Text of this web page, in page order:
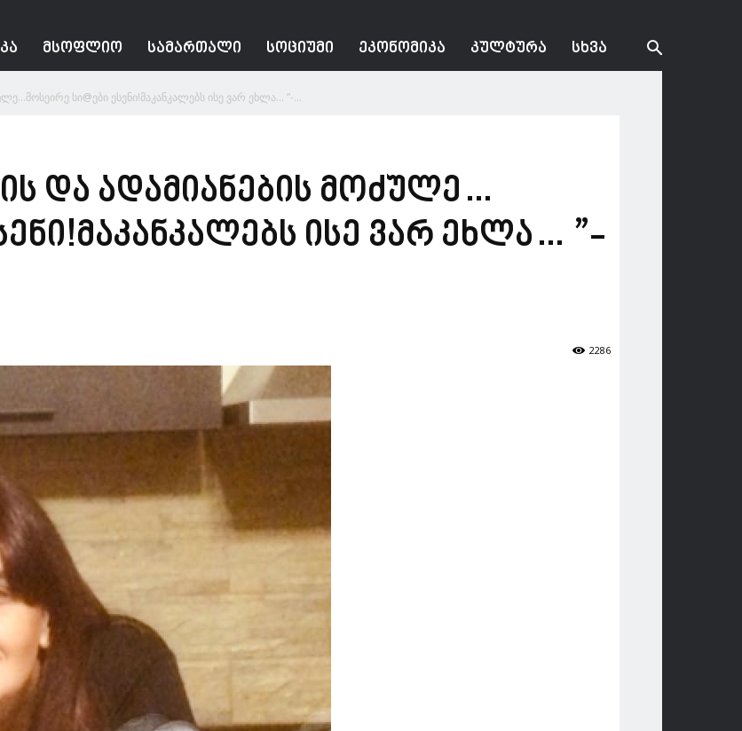
ᲛᲡᲝᲤᲚᲘᲝ ᲡᲐᲛᲐᲠᲗᲐᲚᲘ ᲡᲝᲪᲘᲣᲛᲘ ᲔᲙᲝᲜᲝᲛᲘᲙᲐ ᲙᲣᲚᲢᲣᲠᲐ ᲡᲮᲕᲐ
სი@ები ესენი!მაკანკალებს ისე ვარ ეხლა… ”-...
და ადამიანების მოძულე…
ისე ვარ ეხლა… ”-
2286